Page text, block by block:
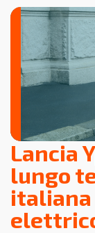
Lancia
lungo